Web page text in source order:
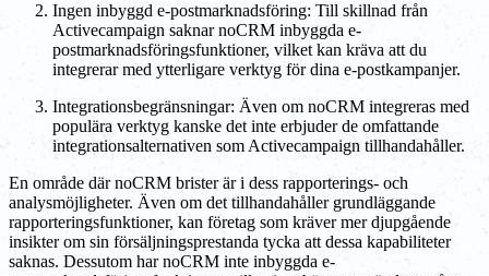
Ingen inbyggd e-postmarknadsföring: Till skillnad från
Activecampaign saknar noCRM inbyggda e-
postmarknadsföringsfunktioner, vilket kan kräva att du
integrerar med ytterligare verktyg för dina e-postkampanjer.
Integrationsbegränsningar: Även om noCRM integreras med
populära verktyg kanske det inte erbjuder de omfattande
integrationsalternativen som Activecampaign tillhandahåller.
En område där noCRM brister är i dess rapporterings- och
analysmöjligheter. Även om det tillhandahåller grundläggande
rapporteringsfunktioner, kan företag som kräver mer djupgående
insikter om sin försäljningsprestanda tycka att dessa kapabiliteter
saknas. Dessutom har noCRM inte inbyggda e-